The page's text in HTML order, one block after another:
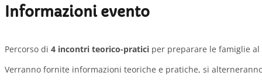
Informazioni evento
Percorso di 4 incontri teorico-pratici per preparare le famiglie al
Verranno fornite informazioni teoriche e pratiche, si